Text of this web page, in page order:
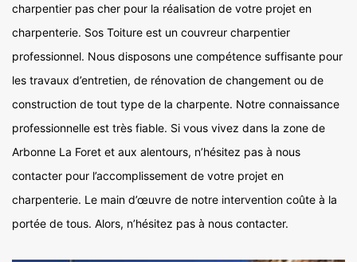
charpentier pas cher pour la réalisation de votre projet en
charpenterie. Sos Toiture est un couvreur charpentier
professionnel. Nous disposons une compétence suffisante pour
les travaux d’entretien, de rénovation de changement ou de
construction de tout type de la charpente. Notre connaissance
professionnelle est très fiable. Si vous vivez dans la zone de
Arbonne La Foret et aux alentours, n’hésitez pas à nous
contacter pour l’accomplissement de votre projet en
charpenterie. Le main d’œuvre de notre intervention coûte à la
portée de tous. Alors, n’hésitez pas à nous contacter.